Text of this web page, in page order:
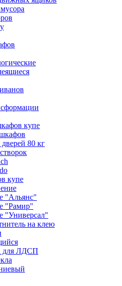
купе
80 кг
купе
"Альянс"
"Рамир"
"Универсал"
на клею
для ЛДСП